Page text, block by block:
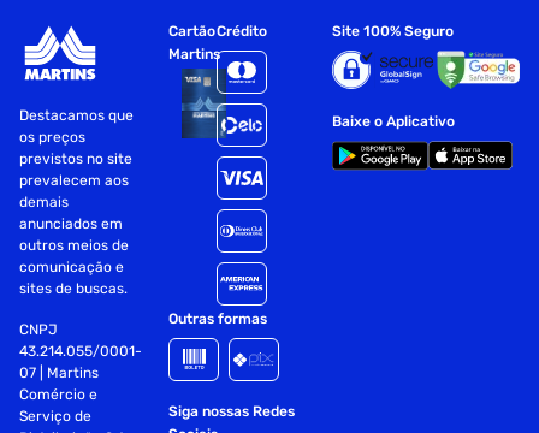
Destacamos que
os preços
previstos no site
prevalecem aos
demais
anunciados em
outros meios de
comunicação e
sites de buscas.
CNPJ
43.214.055/0001-
07 | Martins
Comércio e
Serviço de
Cartão
Martins
Crédito
Outras formas
Siga nossas Redes
Site 100% Seguro
Baixe o Aplicativo